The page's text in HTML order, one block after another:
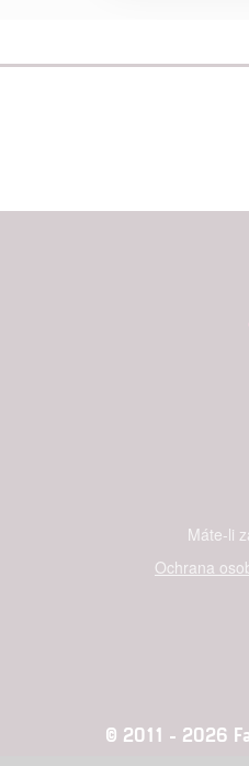
Máte-li
Ochrana
© 2011 - 2026
služeb